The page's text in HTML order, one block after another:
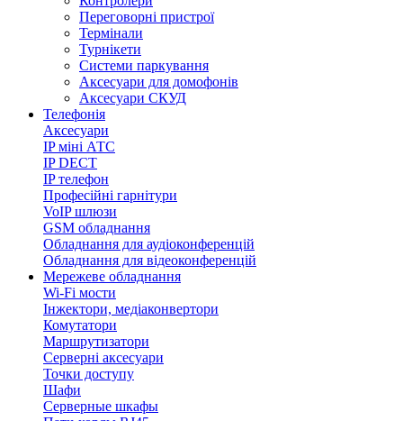
Переговорні пристрої
Термінали
Турнікети
Системи паркування
Аксесуари для домофонів
Аксесуари СКУД
Телефонія
Аксесуари
IP міні АТС
IP DECT
IP телефон
Професійні гарнітури
VoIP шлюзи
GSM обладнання
Обладнання для аудіоконференцій
Обладнання для відеоконференцій
Мережеве обладнання
Wi-Fi мости
Інжектори, медіаконвертори
Комутатори
Маршрутизатори
Серверні аксесуари
Точки доступу
Шафи
Серверные шкафы